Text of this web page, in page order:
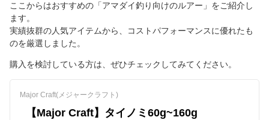
ここからはおすすめの「アマダイ釣り向けのルアー」をご紹介し
ます。
実績抜群の人気アイテムから、コストパフォーマンスに優れたも
のを厳選しました。
購入を検討している方は、ぜひチェックしてみてください。
Major Craft(メジャークラフト)
【Major Craft】タイノミ60g~160g